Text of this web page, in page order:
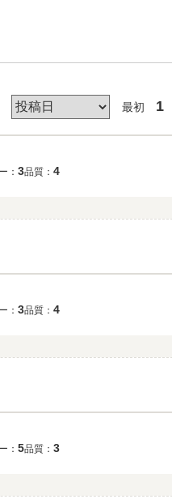
最初 1
： 3品質： 4
： 3品質： 4
： 5品質： 3